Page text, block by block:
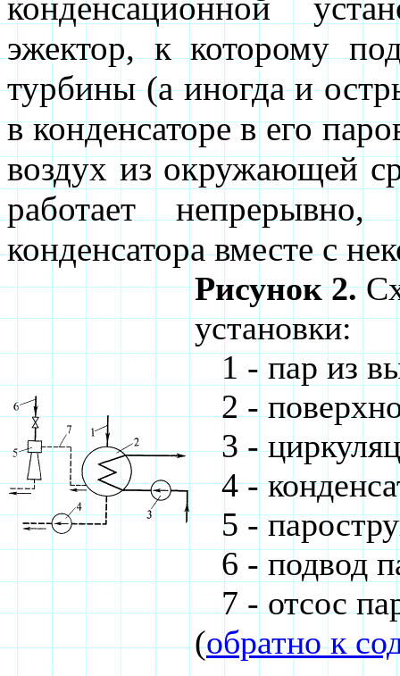
конденсационной
эжектор, к которому
турбины (а иногда и
в конденсаторе в его
воздух из окружающей
работает
конденсатора вместе с
Рисунок 2.
установки:
1 - пар из
2 -
3 -
4 -
5 -
6 - подвод
7 - отсос
(обратно к